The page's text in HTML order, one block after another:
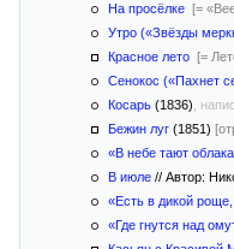
На просёлке [=
Утро («Звёзды
Красное лето [=
Сенокос («Пахнет
Косарь (1836) ,
Бежин луг (1851)
«В небе тают
В июле // Автор:
«Есть в дикой
«Где гнутся над